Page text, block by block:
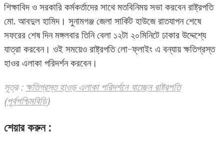
শিক্ষাবিদ ও সরকারি কর্মকর্তাদের সাথে মতবিনিময় সভা করবেন রাষ্ট্রপতি
মো. আবদুল হামিদ। সুনামগঞ্জ জেলা সার্কিট হাউজে রাতযাপন শেষে
সফরের শেষ দিন মঙ্গলবার তিনি বেলা ১২টা ২০মিনিটে ঢাকার উদ্দেশ্যে
যাত্রা করবেন। ওই সময়েও রাষ্ট্রপতি লো-ফ্লাইং এ বন্যায় ক্ষতিগ্রস্ত
হাওর এলাকা পরিদর্শন করবেন।
সূত্র : ক্ষতিগ্রস্ত হাওড় এলাকা পরিদর্শনে যাচ্ছেন রাষ্ট্রপতি
(পূর্বপশ্চিমবিডি)
শেয়ার করুন :